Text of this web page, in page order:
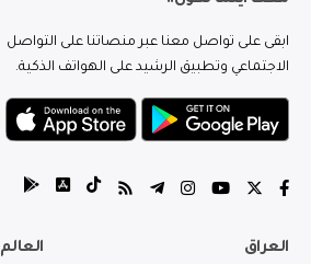
ابقى على تواصل معنا عبر منصاتنا على التواصل
الاجتماعي وتطبيق الرشيد على الهواتف الذكية.
العراق العالم